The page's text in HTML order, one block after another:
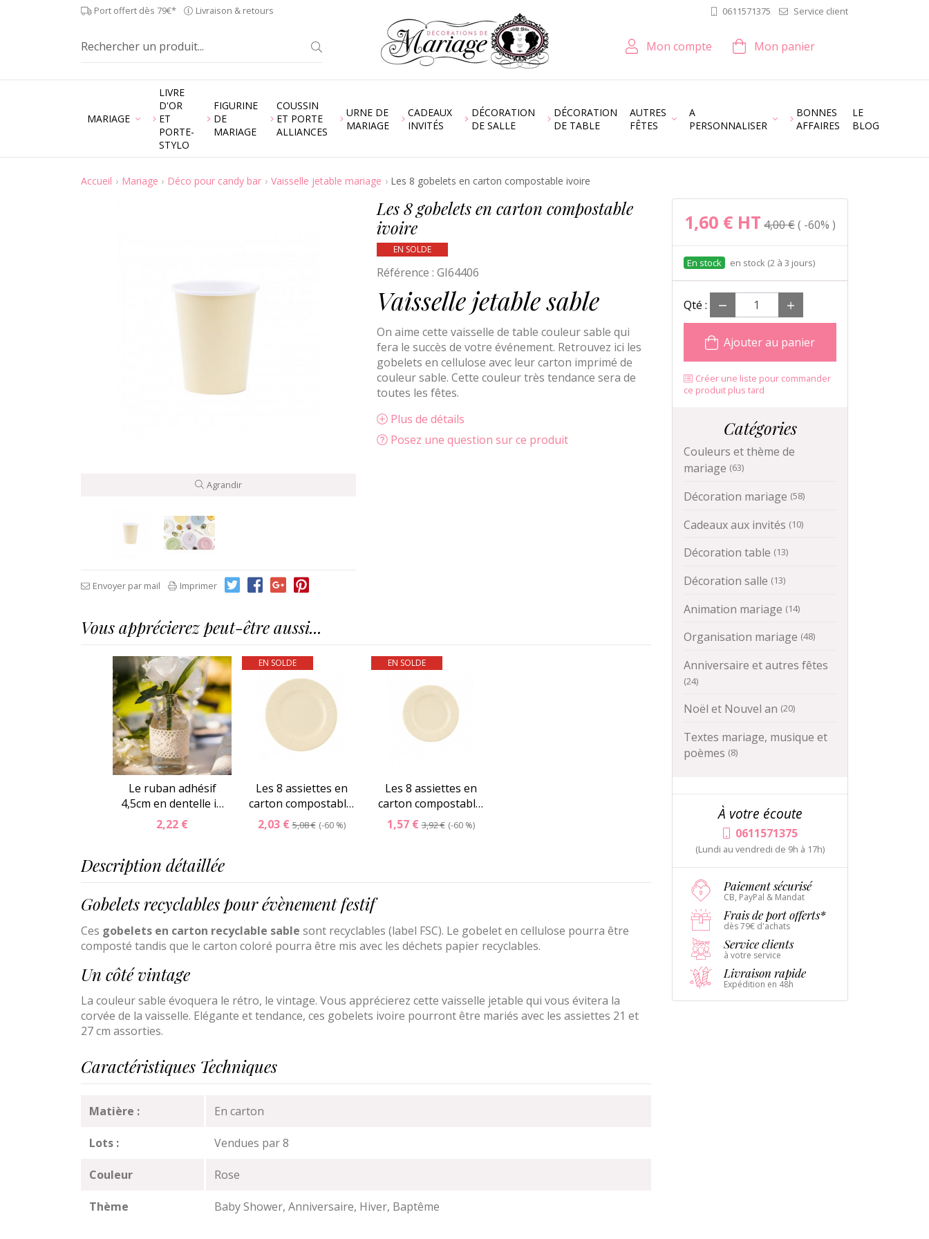
Port offert dès 79€* Livraison & retours 0611571375 Service client
Mon compte Mon panier
MARIAGE
LIVRE
D'OR
ET
PORTE-
STYLO
FIGURINE
DE
MARIAGE
COUSSIN
ET PORTE
ALLIANCES
URNE DE
MARIAGE
CADEAUX
INVITÉS
DÉCORATION
DE SALLE
DÉCORATION
DE TABLE
AUTRES
FÊTES
A
PERSONNALISER
BONNES
AFFAIRES
LE
BLOG
Accueil Mariage Déco pour candy bar Vaisselle jetable mariage Les 8 gobelets en carton compostable ivoire
Agrandir
Envoyer par mail Imprimer
Les 8 gobelets en carton compostable
ivoire
EN SOLDE
Référence : GI64406
Vaisselle jetable sable
On aime cette vaisselle de table couleur sable qui
fera le succès de votre événement. Retrouvez ici les
gobelets en cellulose avec leur carton imprimé de
couleur sable. Cette couleur très tendance sera de
toutes les fêtes.
Plus de détails
Posez une question sur ce produit
Vous apprécierez peut-être aussi...
Le ruban adhésif
4,5cm en dentelle i…
2,22 €
EN SOLDE
Les 8 assiettes en
carton compostabl…
2,03 €5,08 € -60 %
EN SOLDE
Les 8 assiettes en
carton compostabl…
1,57 €3,92 € -60 %
Description détaillée
Gobelets recyclables pour évènement festif
Ces gobelets en carton recyclable sable sont recyclables (label FSC). Le gobelet en cellulose pourra être
composté tandis que le carton coloré pourra être mis avec les déchets papier recyclables.
Un côté vintage
La couleur sable évoquera le rétro, le vintage. Vous apprécierez cette vaisselle jetable qui vous évitera la
corvée de la vaisselle. Elégante et tendance, ces gobelets ivoire pourront être mariés avec les assiettes 21 et
27 cm assorties.
Caractéristiques Techniques
Matière : En carton
Lots : Vendues par 8
Couleur Rose
Thème Baby Shower, Anniversaire, Hiver, Baptême
1,60 € HT 4,00 € -60%
en stock (2 à 3 jours)
Qté :
Ajouter au panier
Créer une liste pour commander
ce produit plus tard
Catégories
Couleurs et thème de
mariage (63)
Décoration mariage (58)
Cadeaux aux invités (10)
Décoration table (13)
Décoration salle (13)
Animation mariage (14)
Organisation mariage (48)
Anniversaire et autres fêtes
(24)
Noël et Nouvel an (20)
Textes mariage, musique et
poèmes (8)
À votre écoute
0611571375
(Lundi au vendredi de 9h à 17h)
Paiement sécurisé
CB, PayPal & Mandat
Frais de port offerts*
dès 79€ d'achats
Service clients
à votre service
Livraison rapide
Expédition en 48h